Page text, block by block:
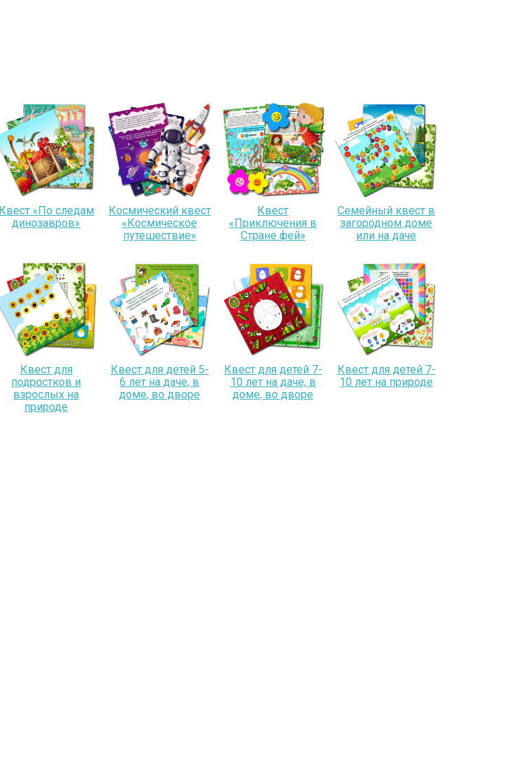
Квест «По следам
динозавров»
Космический квест
«Космическое
путешествие»
Квест
«Приключения в
Стране фей»
Семейный квест в
загородном доме
или на даче
Квест для
подростков и
взрослых на
природе
Квест для детей 5-
6 лет на даче, в
доме, во дворе
Квест для детей 7-
10 лет на даче, в
доме, во дворе
Квест для детей 7-
10 лет на природе